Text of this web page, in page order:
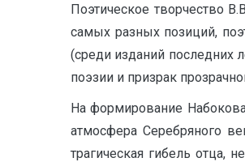
Поэтическое творчество
самых разных позиций,
(среди изданий последних
поэзии и призрак
На формирование
атмосфера Серебряного
трагическая гибель отца,